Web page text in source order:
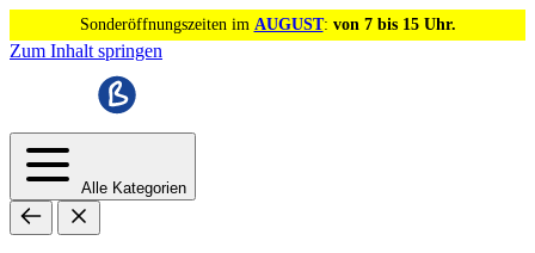
Sonderöffnungszeiten im AUGUST: von 7 bis 15 Uhr.
Zum Inhalt springen
Alle Kategorien